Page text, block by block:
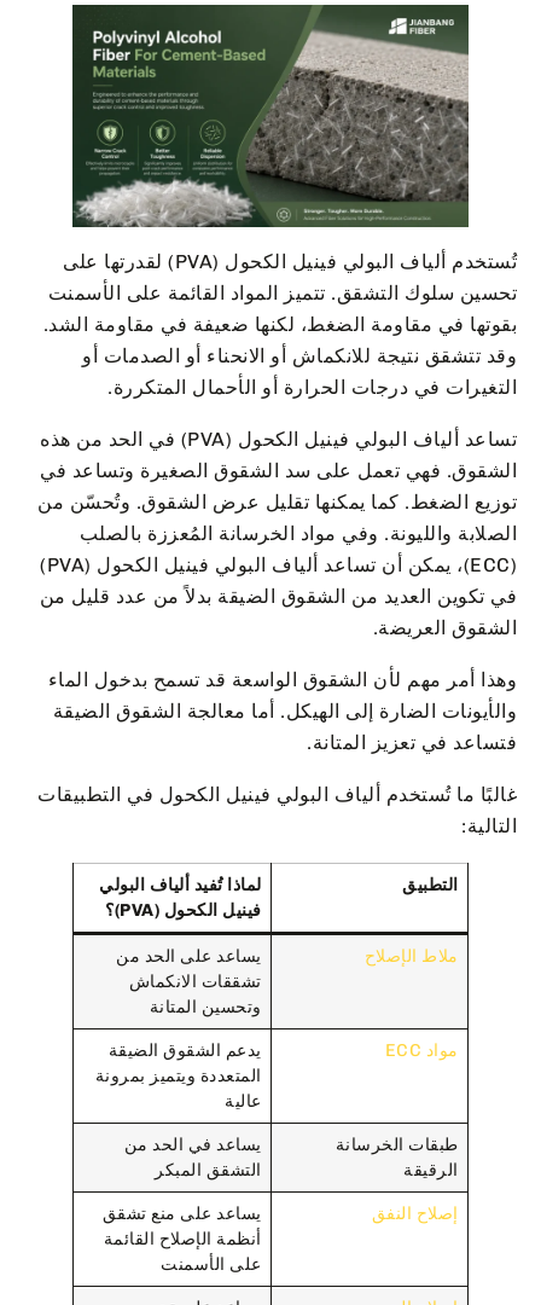
تُستخدم ألياف البولي فينيل الكحول (PVA) لقدرتها على
تحسين سلوك التشقق. تتميز المواد القائمة على الأسمنت
بقوتها في مقاومة الضغط، لكنها ضعيفة في مقاومة الشد.
وقد تتشقق نتيجة للانكماش أو الانحناء أو الصدمات أو
التغيرات في درجات الحرارة أو الأحمال المتكررة.
تساعد ألياف البولي فينيل الكحول (PVA) في الحد من هذه
الشقوق. فهي تعمل على سد الشقوق الصغيرة وتساعد في
توزيع الضغط. كما يمكنها تقليل عرض الشقوق. وتُحسّن من
الصلابة والليونة. وفي مواد الخرسانة المُعززة بالصلب
(ECC)، يمكن أن تساعد ألياف البولي فينيل الكحول (PVA)
في تكوين العديد من الشقوق الضيقة بدلاً من عدد قليل من
الشقوق العريضة.
وهذا أمر مهم لأن الشقوق الواسعة قد تسمح بدخول الماء
والأيونات الضارة إلى الهيكل. أما معالجة الشقوق الضيقة
فتساعد في تعزيز المتانة.
غالبًا ما تُستخدم ألياف البولي فينيل الكحول في التطبيقات
التالية:
التطبيق
لماذا تُفيد ألياف البولي
فينيل الكحول (PVA)؟
ملاط الإصلاح
يساعد على الحد من
تشققات الانكماش
وتحسين المتانة
مواد ECC
يدعم الشقوق الضيقة
المتعددة ويتميز بمرونة
عالية
طبقات الخرسانة
الرقيقة
يساعد في الحد من
التشقق المبكر
إصلاح النفق
يساعد على منع تشقق
أنظمة الإصلاح القائمة
على الأسمنت